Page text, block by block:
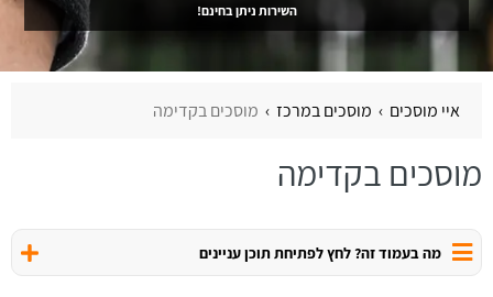
השירות ניתן בחינם!
איי מוסכים מוסכים במרכז מוסכים בקדימה
מוסכים בקדימה
מה בעמוד זה? לחץ לפתיחת תוכן עניינים